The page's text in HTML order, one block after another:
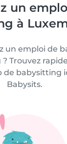
un
à
un emploi de
Trouvez
de babysitting
Babysits.